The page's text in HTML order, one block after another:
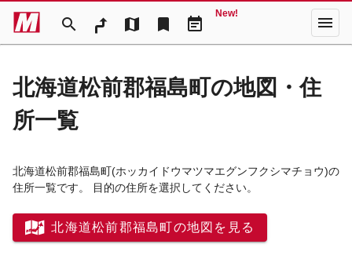
search map bookmark event_note
New! menu
北海道松前郡福島町の地図・住
所一覧
北海道松前郡福島町(ホッカイドウマツマエグンフクシマチョウ)の
住所一覧です。 目的の住所を選択してください。
北海道松前郡福島町の地図を見る